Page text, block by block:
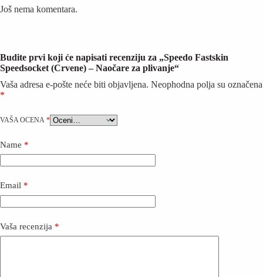
Još nema komentara.
Budite prvi koji će napisati recenziju za „Speedo Fastskin
Speedsocket (Crvene) – Naočare za plivanje“
Vaša adresa e-pošte neće biti objavljena. Neophodna polja su označena
*
VAŠA OCENA *
Name *
Email *
Vaša recenzija *